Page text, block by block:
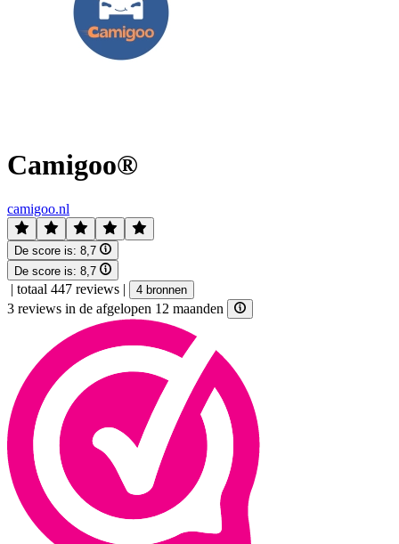
Camigoo®
camigoo.nl
De score is: 8,7
De score is: 8,7
| totaal 447 reviews | 4 bronnen
3 reviews in de afgelopen 12 maanden